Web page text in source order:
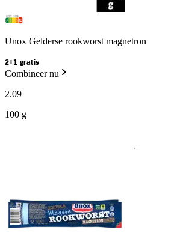
Unox Gelderse rookworst magnetron
2+1 gratis
Combineer nu
2.09
100 g